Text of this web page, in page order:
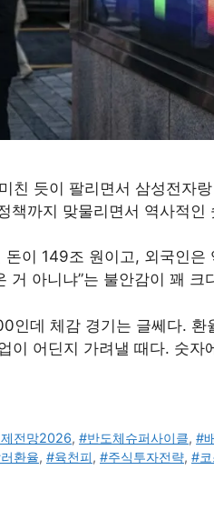
친 듯이 팔리면서 삼성전자
까지 맞물리면서 역사적인
이 149조 원이고, 외국인은
거 아니냐”는 불안감이 꽤 크
인데 체감 경기는 글쎄다. 환
이 어딘지 가려낼 때다. 숫자
전망2026,#반도체슈퍼사이클,#
환율, #육천피, #주식투자전략, #